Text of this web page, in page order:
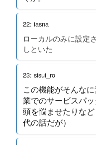
22: iasna
ローカルのみに設定
しといた
23: sisui_ro
この機能がそんな
業でのサービスパ
頭を悩ませたりな
代の話だが）